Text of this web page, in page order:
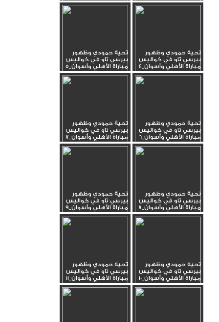
تحية حمودي وظهور
بيرسي تاو في كواليس
مباراة الأهلي وأسوان_4
تحية حمودي وظهور
بيرسي تاو في كواليس
مباراة الأهلي وأسوان_5
تحية حمودي وظهور
بيرسي تاو في كواليس
مباراة الأهلي وأسوان_6
تحية حمودي وظهور
بيرسي تاو في كواليس
مباراة الأهلي وأسوان_7
تحية حمودي وظهور
بيرسي تاو في كواليس
مباراة الأهلي وأسوان_8
تحية حمودي وظهور
بيرسي تاو في كواليس
مباراة الأهلي وأسوان_9
تحية حمودي وظهور
بيرسي تاو في كواليس
مباراة الأهلي وأسوان_10
تحية حمودي وظهور
بيرسي تاو في كواليس
مباراة الأهلي وأسوان_11